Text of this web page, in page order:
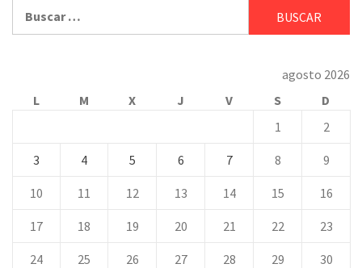
agosto 2026
L
M X J V S
D
1
2
3 4 5 6 7 8 9
10 11 12 13 14 15 16
17 18 19 20 21 22 23
24 25 26 27 28 29 30